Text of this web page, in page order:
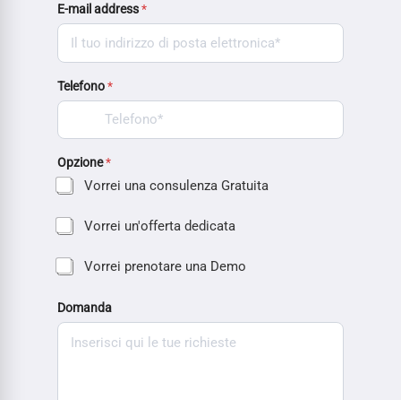
E-mail address*
Telefono*
Opzione*
Vorrei una consulenza Gratuita
Vorrei un'offerta dedicata
Vorrei prenotare una Demo
Domanda